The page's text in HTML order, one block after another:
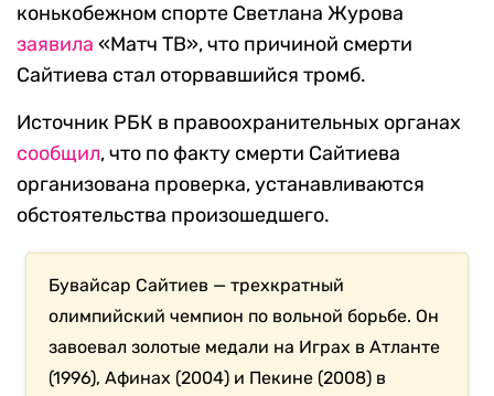
конькобежном спорте Светлана Журова
заявила «Матч ТВ», что причиной смерти
Сайтиева стал оторвавшийся тромб.
Источник РБК в правоохранительных органах
сообщил, что по факту смерти Сайтиева
организована проверка, устанавливаются
обстоятельства произошедшего.
Бувайсар Сайтиев — трехкратный
олимпийский чемпион по вольной борьбе. Он
завоевал золотые медали на Играх в Атланте
(1996), Афинах (2004) и Пекине (2008) в